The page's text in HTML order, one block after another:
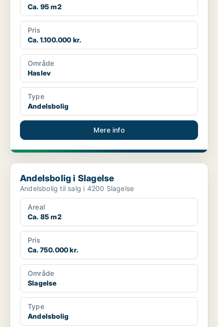
Ca. 95 m2
Pris
Ca. 1.100.000 kr.
Område
Haslev
Type
Andelsbolig
Mere info
Andelsbolig i Slagelse
Andelsbolig i Slagelse
Andelsbolig til salg i 4200 Slagelse
Areal
Ca. 85 m2
Pris
Ca. 750.000 kr.
Område
Slagelse
Type
Andelsbolig